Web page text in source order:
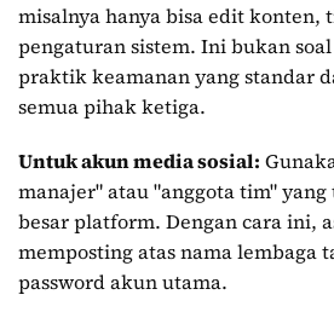
misalnya hanya bisa edit konten,
pengaturan sistem. Ini bukan
praktik keamanan yang standar
semua pihak ketiga.
Untuk akun media sosial:
manajer" atau "anggota tim"
besar platform. Dengan cara ini,
memposting atas nama lembaga
password akun utama.